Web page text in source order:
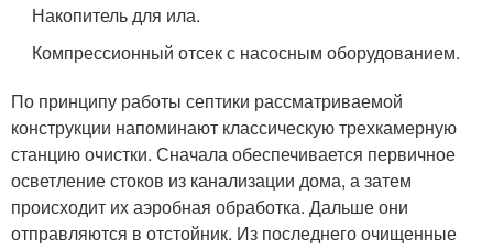
Накопитель для ила.
Компрессионный отсек с насосным оборудованием.
По принципу работы септики рассматриваемой
конструкции напоминают классическую трехкамерную
станцию очистки. Сначала обеспечивается первичное
осветление стоков из канализации дома, а затем
происходит их аэробная обработка. Дальше они
отправляются в отстойник. Из последнего очищенные